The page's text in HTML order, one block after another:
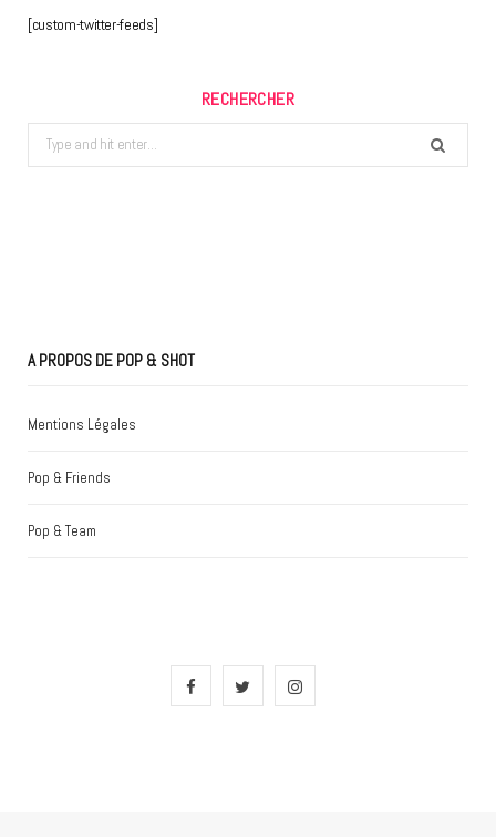
[custom-twitter-feeds]
RECHERCHER
Search
for:
A PROPOS DE POP & SHOT
Mentions Légales
Pop & Friends
Pop & Team
F
I